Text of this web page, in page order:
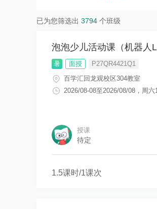
已为您筛选出 3794 个班级
泡泡少儿活动课（机器人
暑 面授
P27QR4421Q1
百学汇回龙观校区304教室
2026/08-08至2026/08/08 ， 周六
授课
待定
1.5课时/1课次